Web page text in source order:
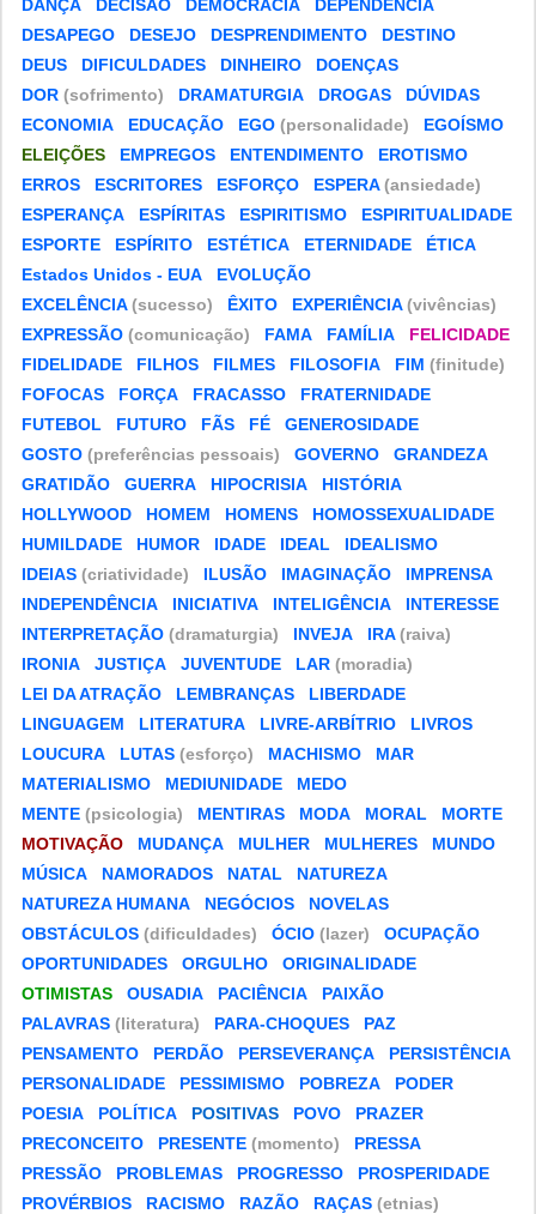
DANÇA DECISÃO DEMOCRACIA
DEPENDÊNCIA
DESAPEGO
DESEJO DESPRENDIMENTO
DESTINO
DEUS
DIFICULDADES DINHEIRO
DOENÇAS
DOR (sofrimento) DRAMATURGIA DROGAS
DÚVIDAS
ECONOMIA
EDUCAÇÃO EGO (personalidade)
EGOÍSMO
ELEIÇÕES
EMPREGOS ENTENDIMENTO
EROTISMO
ERROS
ESCRITORES ESFORÇO ESPERA(ansiedade)
ESPERANÇA
ESPÍRITAS ESPIRITISMO
ESPIRITUALIDADE
ESPORTE
ESPÍRITO ESTÉTICA ETERNIDADE
ÉTICA
Estados Unidos - EUA
EVOLUÇÃO
EXCELÊNCIA(sucesso) ÊXITO EXPERIÊNCIA(vivências)
EXPRESSÃO (comunicação) FAMA FAMÍLIA
FELICIDADE
FIDELIDADE
FILHOS FILMES FILOSOFIA FIM (finitude)
FOFOCAS
FORÇA FRACASSO
FRATERNIDADE
FUTEBOL
FUTURO FÃS FÉ
GENEROSIDADE
GOSTO (preferências pessoais) GOVERNO
GRANDEZA
GRATIDÃO
GUERRA HIPOCRISIA
HISTÓRIA
HOLLYWOOD
HOMEM HOMENS
HOMOSSEXUALIDADE
HUMILDADE
HUMOR IDADE IDEAL
IDEALISMO
IDEIAS (criatividade) ILUSÃO IMAGINAÇÃO
IMPRENSA
INDEPENDÊNCIA
INICIATIVA INTELIGÊNCIA
INTERESSE
INTERPRETAÇÃO (dramaturgia) INVEJA IRA(raiva)
IRONIA
JUSTIÇA JUVENTUDE LAR (moradia)
LEI DA ATRAÇÃO
LEMBRANÇAS
LIBERDADE
LINGUAGEM
LITERATURA LIVRE-ARBÍTRIO
LIVROS
LOUCURA
LUTAS (esforço) MACHISMO
MAR
MATERIALISMO
MEDIUNIDADE
MEDO
MENTE (psicologia) MENTIRAS MODA MORAL
MORTE
MOTIVAÇÃO
MUDANÇA MULHER MULHERES
MUNDO
MÚSICA
NAMORADOS NATAL
NATUREZA
NATUREZA HUMANA
NEGÓCIOS
NOVELAS
OBSTÁCULOS (dificuldades) ÓCIO (lazer)
OCUPAÇÃO
OPORTUNIDADES
ORGULHO
ORIGINALIDADE
OTIMISTAS
OUSADIA PACIÊNCIA
PAIXÃO
PALAVRAS (literatura) PARA-CHOQUES
PAZ
PENSAMENTO
PERDÃO PERSEVERANÇA
PERSISTÊNCIA
PERSONALIDADE
PESSIMISMO POBREZA
PODER
POESIA
POLÍTICA POSITIVAS POVO
PRAZER
PRECONCEITO
PRESENTE (momento)
PRESSA
PRESSÃO
PROBLEMAS PROGRESSO
PROSPERIDADE
PROVÉRBIOS
RACISMO RAZÃO RAÇAS (etnias)